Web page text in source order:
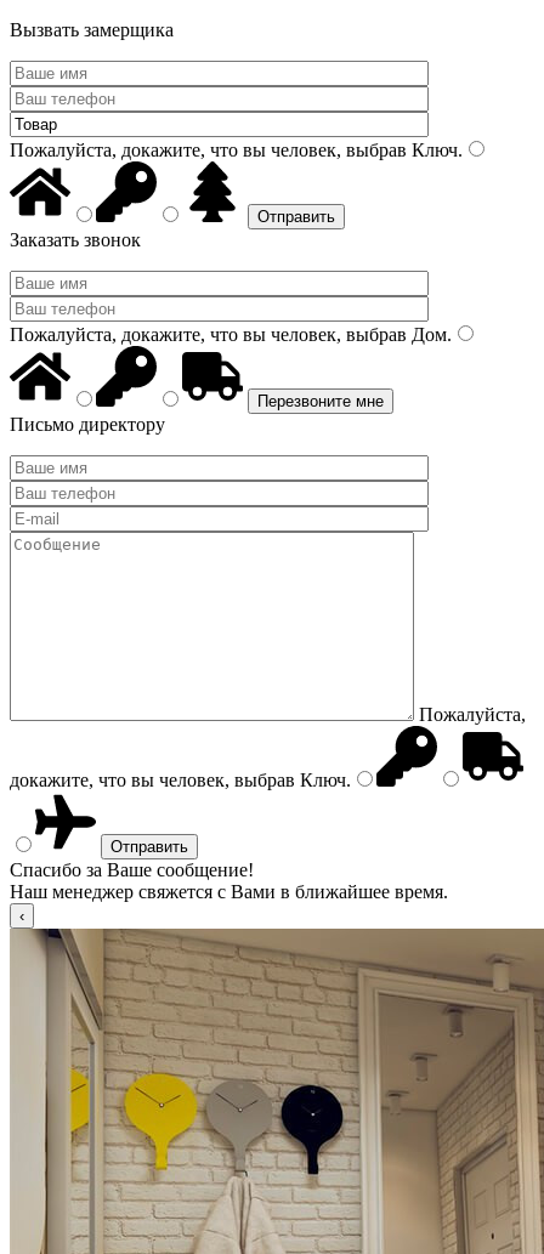
Вызвать замерщика
Пожалуйста, докажите, что вы человек, выбрав Ключ.
Заказать звонок
Пожалуйста, докажите, что вы человек, выбрав Дом.
Письмо директору
Пожалуйста,
докажите, что вы человек, выбрав Ключ.
Спасибо за Ваше сообщение!
Наш менеджер свяжется с Вами в ближайшее время.